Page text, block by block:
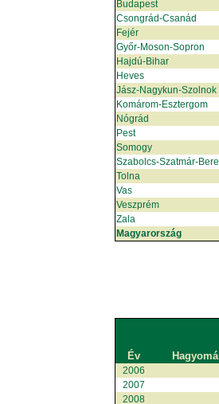
Budapest
Csongrád-Csanád
Fejér
Győr-Moson-Sopron
Hajdú-Bihar
Heves
Jász-Nagykun-Szolnok
Komárom-Esztergom
Nógrád
Pest
Somogy
Szabolcs-Szatmár-
Tolna
Vas
Veszprém
Zala
Magyarország
Év
2006
2007
2008